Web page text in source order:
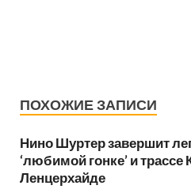
ПОХОЖИЕ ЗАПИСИ
Нино Шуртер завершит
‘любимой гонке’ и трассе
Ленцерхайде